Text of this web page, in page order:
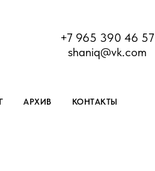
+7 965 390 46 57
shaniq@vk.com
АРХИВ КОНТАКТЫ